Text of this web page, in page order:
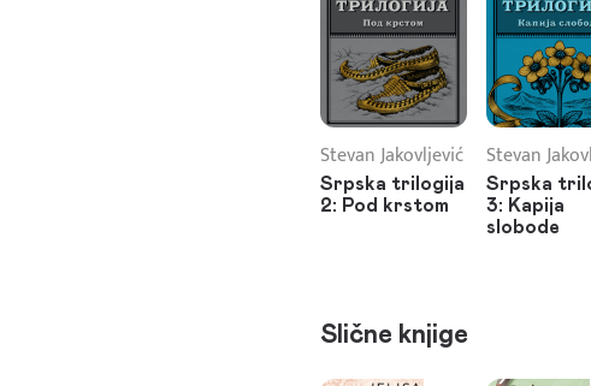
Stevan Jakovljević
Srpska trilogija
2: Pod krstom
Stevan
Srpska
3: Kapija
slobode
Slične knjige